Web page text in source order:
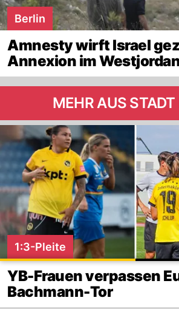
Berlin
Amnesty wirft Israel
Annexion im
MEHR AUS STADT
1:3-Pleite
YB-Frauen verpassen
Bachmann-Tor